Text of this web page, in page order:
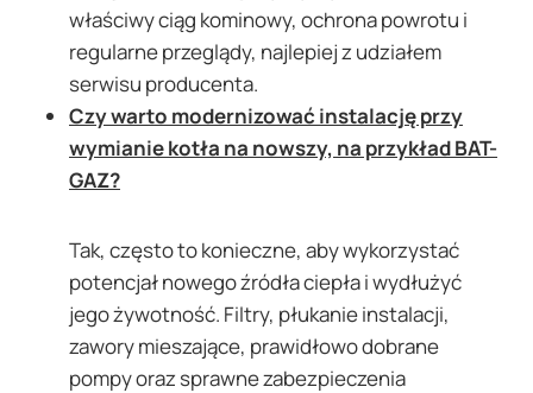
właściwy ciąg kominowy, ochrona powrotu i
regularne przeglądy, najlepiej z udziałem
serwisu producenta.
Czy warto modernizować instalację przy
wymianie kotła na nowszy, na przykład BAT-
GAZ?
Tak, często to konieczne, aby wykorzystać
potencjał nowego źródła ciepła i wydłużyć
jego żywotność. Filtry, płukanie instalacji,
zawory mieszające, prawidłowo dobrane
pompy oraz sprawne zabezpieczenia